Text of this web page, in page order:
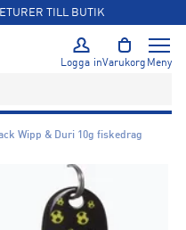
TILL BUTIK
Logga inVarukorg Meny
Wipp & Duri 10g fiskedrag